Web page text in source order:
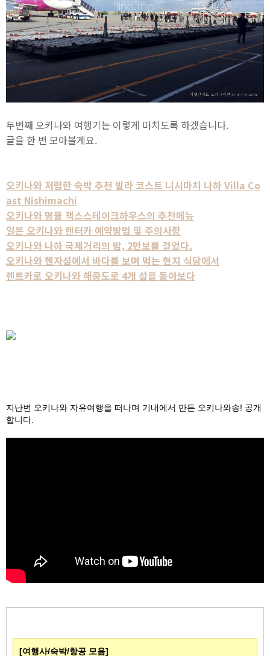
두번째 오키나와 여행기는 이렇게 마치도록 하겠습니다.
글을 한 번 모아볼게요.
오키나와 저렴한 숙박 추천 빌라 코스트 니시마치 나하 Villa Co
ast Nishimachi
오키나와 명물 잭스스테이크하우스의 추천메뉴
일본 오키나와 렌터카 예약방법 및 주의사항
오키나와 나하 국제거리의 밤, 2만보를 걸었다.
오키나와 헨자섬에서 바다를 보며 먹는 현지 식당에서
렌트카로 오키나와 해중도로 4개 섬을 돌아보다
지난번 오키나와 자유여행을 떠나며 기내에서 만든 오키나와송! 공개
합니다.
[여행사/숙박/항공 모음]